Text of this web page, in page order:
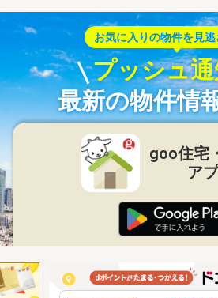
お気に入りの物件を見逃
プッシュ
最新の物件情
goo住宅
ア